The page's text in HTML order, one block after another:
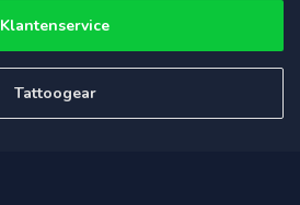
Klantenservice
Tattoogear